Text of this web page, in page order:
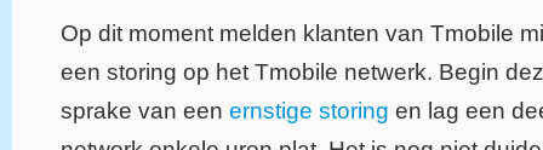
Op dit moment melden klanten van Tmobile
een storing op het Tmobile netwerk. Begin
sprake van een ernstige storing en lag een